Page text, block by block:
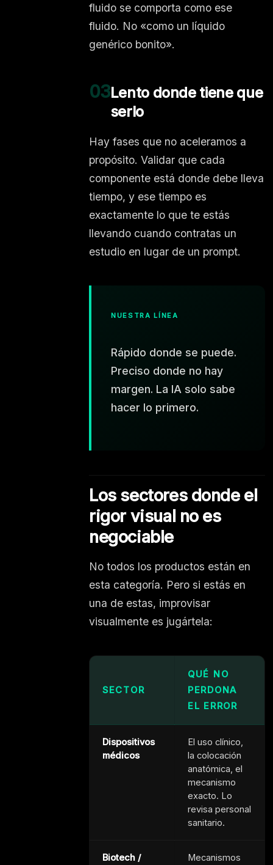
fluido se comporta como ese
fluido. No «como un líquido
genérico bonito».
03Lento donde tiene que
serlo
Hay fases que no aceleramos a
propósito. Validar que cada
componente está donde debe lleva
tiempo, y ese tiempo es
exactamente lo que te estás
llevando cuando contratas un
estudio en lugar de un prompt.
NUESTRA LÍNEA
Rápido donde se puede.
Preciso donde no hay
margen. La IA solo sabe
hacer lo primero.
Los sectores donde el
rigor visual no es
negociable
No todos los productos están en
esta categoría. Pero si estás en
una de estas, improvisar
visualmente es jugártela:
SECTOR
QUÉ NO
PERDONA
EL ERROR
Dispositivos
médicos
El uso clínico,
la colocación
anatómica, el
mecanismo
exacto. Lo
revisa personal
sanitario.
Biotech / Mecanismos